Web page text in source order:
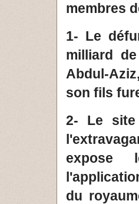
membres
1- Le
milliard
Abdul-
son fils
2- Le site
expose
du